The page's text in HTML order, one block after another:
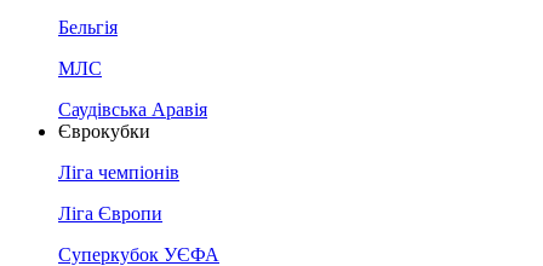
Бельгія
МЛС
Саудівська Аравія
Єврокубки
Ліга чемпіонів
Ліга Європи
Суперкубок УЄФА